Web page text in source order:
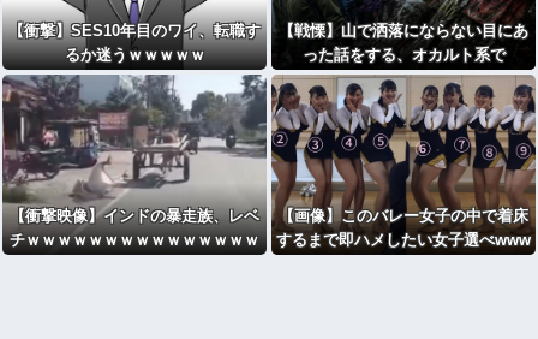
【衝撃】SES10年目のワイ、転職す
るか迷うｗｗｗｗｗ
【戦慄】山で洒落にならない目にあ
った話をする、オカルト系で
【衝撃映像】インドの暴走族、レベ
チｗｗｗｗｗｗｗｗｗｗｗｗｗｗｗ
【画像】このバレー女子の中で着床
するまで即ハメしたい女子選べwww